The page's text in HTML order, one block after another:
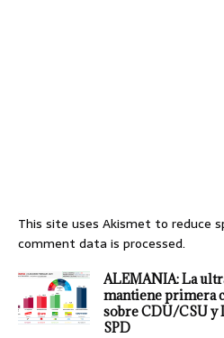
This site uses Akismet to reduce
comment data is processed.
ALEMANIA: La
mantiene primera
sobre CDU/CSU y
SPD